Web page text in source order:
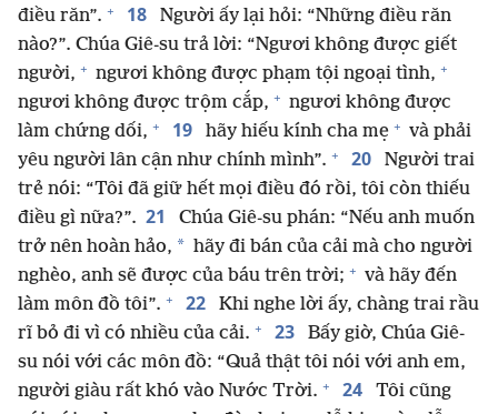
điều răn”. + 18
Người ấy lại hỏi: “Những điều răn
nào?”. Chúa Giê-su trả lời: “Ngươi không được giết
người, + ngươi không được phạm tội ngoại tình, +
ngươi không được trộm cắp, + ngươi không được
làm chứng dối, + 19 hãy hiếu kính cha mẹ + và phải
yêu người lân cận như chính mình”. + 20
Người trai
trẻ nói: “Tôi đã giữ hết mọi điều đó rồi, tôi còn thiếu
điều gì nữa?”. 21
Chúa Giê-su phán: “Nếu anh muốn
trở nên hoàn hảo, * hãy đi bán của cải mà cho người
nghèo, anh sẽ được của báu trên trời; + và hãy đến
làm môn đồ tôi”. + 22
Khi nghe lời ấy, chàng trai rầu
rĩ bỏ đi vì có nhiều của cải. + 23
Bấy giờ, Chúa Giê-
su nói với các môn đồ: “Quả thật tôi nói với anh em,
người giàu rất khó vào Nước Trời. + 24
Tôi cũng